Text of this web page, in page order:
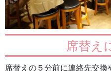
席替え
席替えの５分前に連絡先交